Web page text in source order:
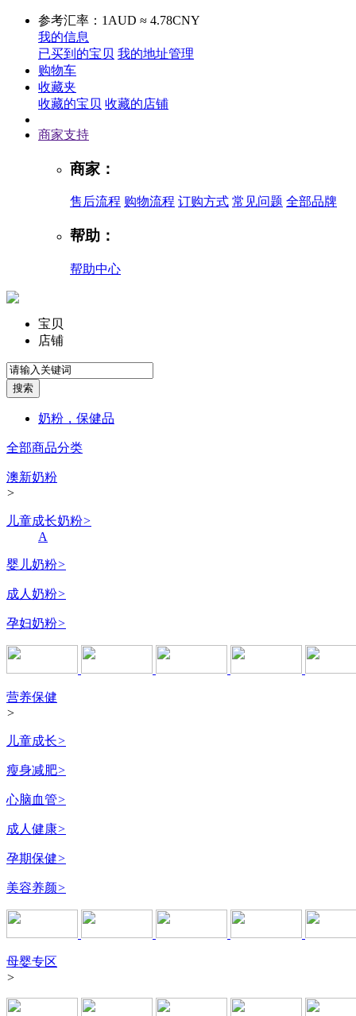
参考汇率：1AUD ≈ 4.78CNY
我的信息
已买到的宝贝 我的地址管理
购物车
收藏夹
收藏的宝贝 收藏的店铺
商家支持
商家：
售后流程 购物流程 订购方式 常见问题 全部品牌
帮助：
帮助中心
宝贝
店铺
奶粉，保健品
全部商品分类
澳新奶粉
>
儿童成长奶粉>
A
婴儿奶粉>
成人奶粉>
孕妇奶粉>
营养保健
>
儿童成长>
瘦身减肥>
心脑血管>
成人健康>
孕期保健>
美容养颜>
母婴专区
>